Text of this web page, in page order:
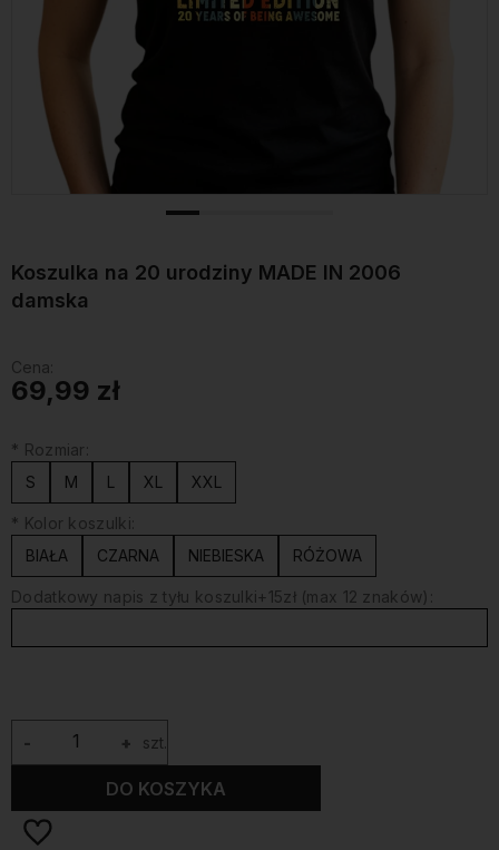
Koszulka na 20 urodziny MADE IN 2006
damska
Cena:
69,99 zł
* Rozmiar:
S
M L XL XXL
* Kolor koszulki:
BIAŁA
CZARNA NIEBIESKA RÓŻOWA
Dodatkowy napis z tyłu koszulki+15zł (max 12 znaków):
+
- szt.
DO KOSZYKA